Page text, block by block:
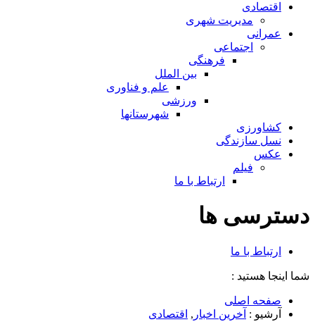
اقتصادی
مدیریت شهری
عمرانی
اجتماعی
فرهنگی
بین الملل
علم و فناوری
ورزشی
شهرستانها
کشاورزی
نسل سازندگی
عکس
فیلم
ارتباط با ما
دسترسی ها
ارتباط با ما
شما اینجا هستید :
صفحه اصلی
آرشیو : آخرین اخبار , اقتصادی